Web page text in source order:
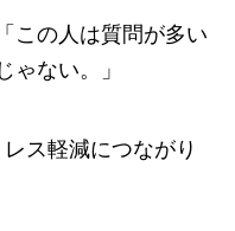
この人は質問が多い
ゃない。」
ス軽減につながり